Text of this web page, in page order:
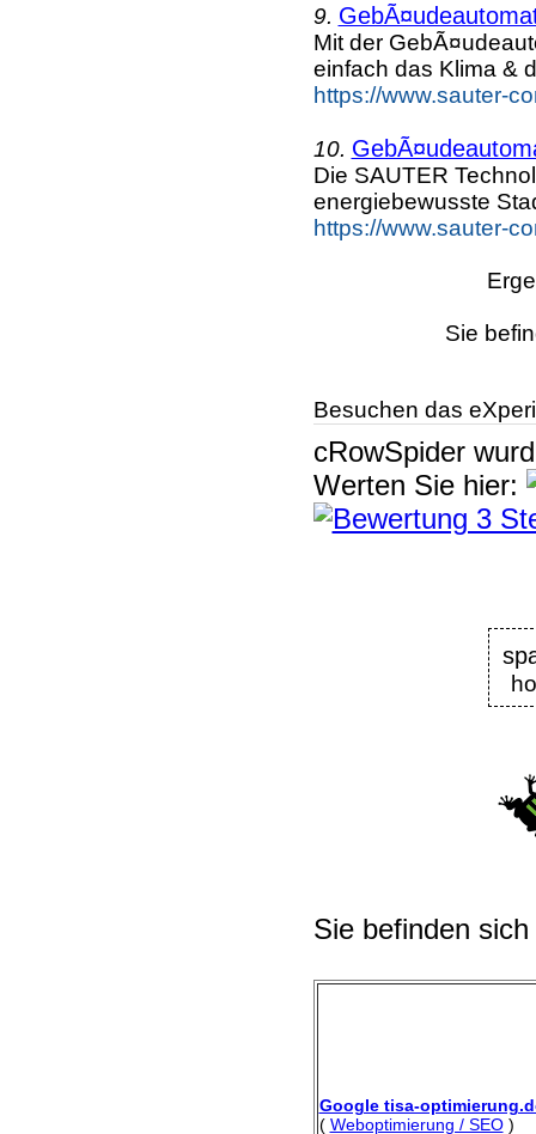
9.
Mit der
einfach das Klima &
https://www.sauter-
10.
Die SAUTER
energiebewusste
https://www.sauter-
Sie
Besuchen das
cRowSpider
Werten Sie hier:
Sie befinden
Google tisa-
( Weboptimierung / SEO)